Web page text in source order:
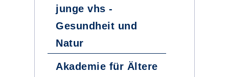
junge vhs -
Gesundheit und
Natur
Akademie für Ältere